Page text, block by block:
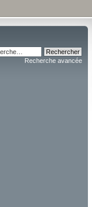
Recherche avancée